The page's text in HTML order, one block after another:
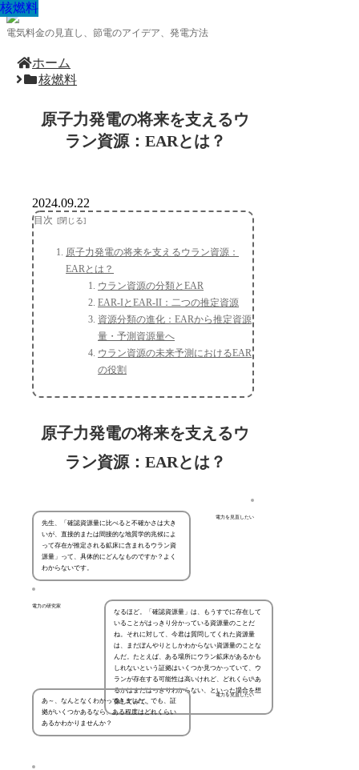
電気料金の見直し、節電のアイデア、発電方法
ホーム
核燃料
原子力発電の将来を支えるウ
ラン資源：EARとは？
核燃料
2024.09.22
目次
原子力発電の将来を支えるウラン資源：
EARとは？
ウラン資源の分類とEAR
EAR-IとEAR-II：二つの推定資源
資源分類の進化：EARから推定資源
量・予測資源量へ
ウラン資源の未来予測におけるEAR
の役割
原子力発電の将来を支えるウ
ラン資源：EARとは？
電力を見直したい
先生、「確認資源量に比べると不確かさは大き
いが、直接的または間接的な地質学的兆候によ
って存在が推定される鉱床に含まれるウラン資
源量」って、具体的にどんなものですか？よく
わからないです。
電力の研究家
なるほど。「確認資源量」は、もうすでに存在して
いることがはっきり分かっている資源量のことだ
ね。それに対して、今君は質問してくれた資源量
は、まだぼんやりとしかわからない資源量のことな
んだ。たとえば、ある場所にウラン鉱床があるかも
しれないという証拠はいくつか見つかっていて、ウ
ランが存在する可能性は高いけれど、どれくらいあ
るかはまだはっきりわからない、といった場合を想
像してみて。
電力を見直したい
あ～、なんとなくわかってきました。でも、証
拠がいくつかあるなら、ある程度はどれくらい
あるかわかりませんか？
核燃料
核燃料
核燃料
核燃料
核燃料
核燃料
核燃料
核燃料